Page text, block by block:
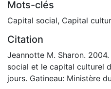
Mots-clés
Capital social, Capital
Citation
Jeannotte M. Sharon.
social et le capital culturel
jours. Gatineau: Ministère